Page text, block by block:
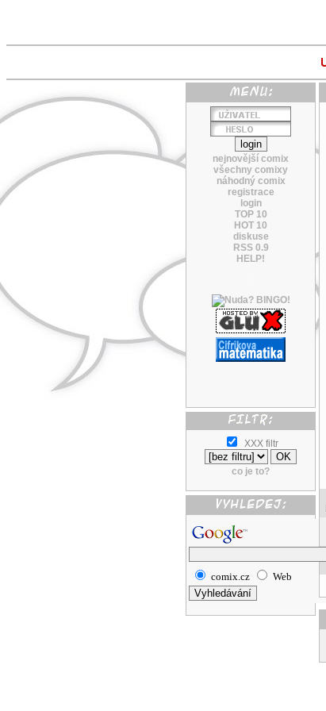
nejnovější comix
všechny comixy
náhodný comix
registrace
login
TOP 10
HOT 10
diskuse
RSS 0.9
HELP!
XXX filtr
co je to?
comix.cz Web